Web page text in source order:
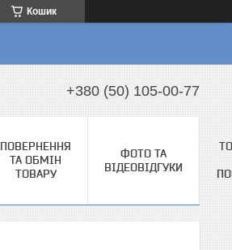
Кошик
+380 (50) 105-00-77
ПОВЕРНЕННЯ
ТА ОБМІН
ТОВАРУ
ФОТО ТА
ВІДЕОВІДГУКИ